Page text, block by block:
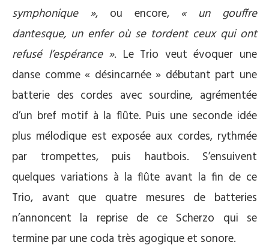
symphonique », ou encore, « un gouffre
dantesque, un enfer où se tordent ceux qui ont
refusé l’espérance ». Le Trio veut évoquer une
danse comme « désincarnée » débutant part une
batterie des cordes avec sourdine, agrémentée
d’un bref motif à la flûte. Puis une seconde idée
plus mélodique est exposée aux cordes, rythmée
par trompettes, puis hautbois. S’ensuivent
quelques variations à la flûte avant la fin de ce
Trio, avant que quatre mesures de batteries
n’annoncent la reprise de ce Scherzo qui se
termine par une coda très agogique et sonore.